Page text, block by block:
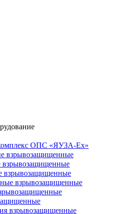
ОПС «ЯУЗА-Ех»
взрывозащищенные
взрывозащищенные
взрывозащищенные
взрывозащищенные
взрывозащищенные